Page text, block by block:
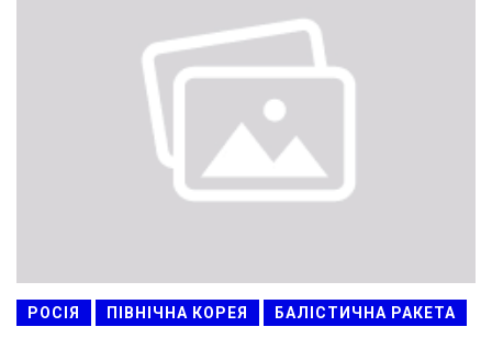
РОСІЯ ПІВНІЧНА КОРЕЯ БАЛІСТИЧНА РАКЕТА